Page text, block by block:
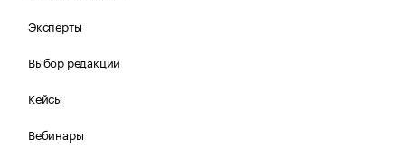
Эксперты
Выбор редакции
Кейсы
Вебинары